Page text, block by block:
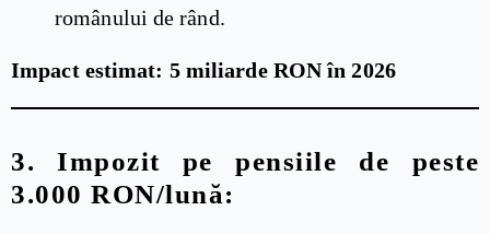
românului de rând.
Impact estimat: 5 miliarde RON în 2026
3.Impozit pe pensiile de peste
3.000 RON/lună: